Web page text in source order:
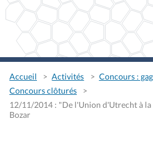
Accueil Activités
Concours :
Concours clôturés
12/11/2014 : "De l'Union d'Utrecht à
Bozar